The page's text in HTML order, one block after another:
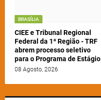
BRASÍLIA
CIEE e Tribunal Regional
Federal da 1ª Região - TRF
abrem processo seletivo
para o Programa de Estágio
08 Agosto, 2026